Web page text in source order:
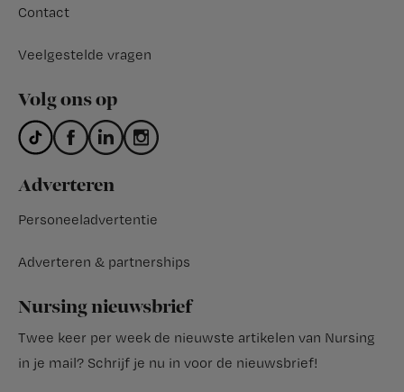
Contact
Veelgestelde vragen
Volg ons op
Adverteren
Personeeladvertentie
Adverteren & partnerships
Nursing nieuwsbrief
Twee keer per week de nieuwste artikelen van Nursing
in je mail? Schrijf je nu in voor de nieuwsbrief!